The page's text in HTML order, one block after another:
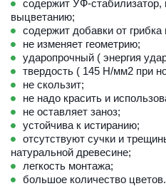
содержит УФ-стабилизатор,
выцветанию;
содержит добавки от
не изменяет геометрию;
ударопрочный ( энергия
твердость ( 145 Н/мм2 при
не скользит;
не надо красить и
не оставляет заноз;
устойчива к истиранию;
отсутствуют сучки и
натуральной древесине;
легкость монтажа;
большое количество цветов.